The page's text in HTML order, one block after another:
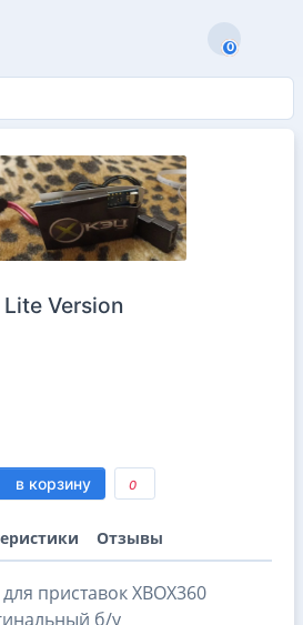
0
0
Version
в корзину 0
Отзывы
приставок XBOX360
б/у